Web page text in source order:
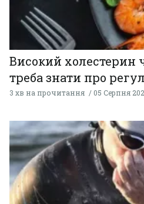
Високий холестерин
треба знати про
3 хв на прочитання 05 Серпня